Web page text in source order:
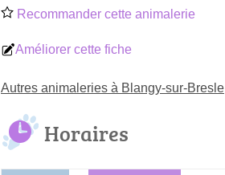
Recommander cette animalerie
Améliorer cette fiche
Autres animaleries à Blangy-sur-Bresle
Horaires